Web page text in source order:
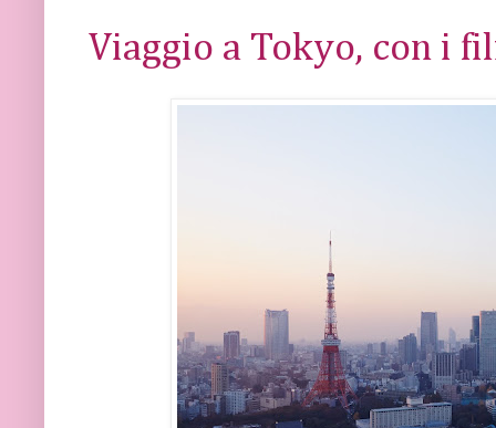
Viaggio a Tokyo, con i